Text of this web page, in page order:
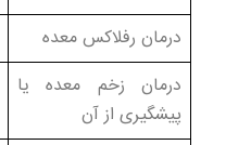
درمان رفلاکس معده
درمان زخم معده یا
پیشگیری از آن